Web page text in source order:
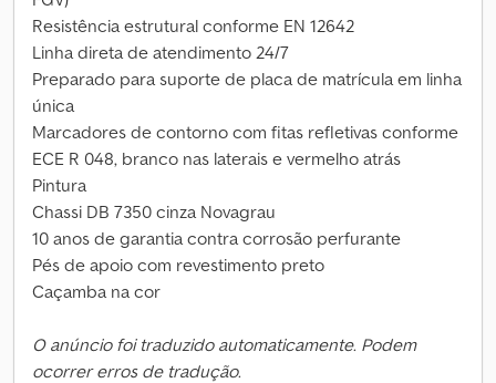
Resistência estrutural conforme EN 12642
Linha direta de atendimento 24/7
Preparado para suporte de placa de matrícula em linha
única
Marcadores de contorno com fitas refletivas conforme
ECE R 048, branco nas laterais e vermelho atrás
Pintura
Chassi DB 7350 cinza Novagrau
10 anos de garantia contra corrosão perfurante
Pés de apoio com revestimento preto
Caçamba na cor
O anúncio foi traduzido automaticamente. Podem
ocorrer erros de tradução.